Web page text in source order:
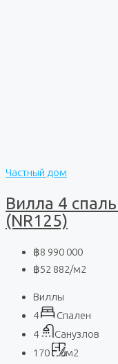
Частный дом
Вилла 4
(NR125)
฿8 990 000
฿52 882/м2
Виллы
4
Спален
4
Санузлов
170
м2